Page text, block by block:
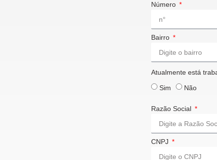
Número
Bairro
Atualmente está
Sim
Não
Razão Social
CNPJ